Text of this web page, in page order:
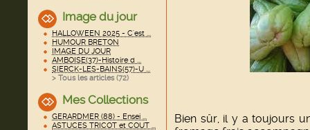
Image du jour
HALLOWEEN 2025 - C'est ...
HUMOUR BRETON
IMAGE DU JOUR
AMBOISE(37)-Histoire d ...
SIERCK-LES-BAINS(57)-U ...
> Tous les articles (72)
Mes Collections
GERARDMER (88) - Ensei ...
ASTUCES TRICOT et COUT ...
Bien sûr, il y a toujours